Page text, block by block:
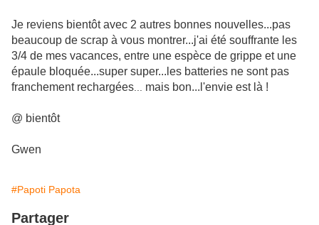
Je reviens bientôt avec 2 autres bonnes nouvelles...pas
beaucoup de scrap à vous montrer...j'ai été souffrante les
3/4 de mes vacances, entre une espèce de grippe et une
épaule bloquée...super super...les batteries ne sont pas
franchement rechargées
mais bon...l'envie est là !
@ bientôt
Gwen
#Papoti Papota
Partager